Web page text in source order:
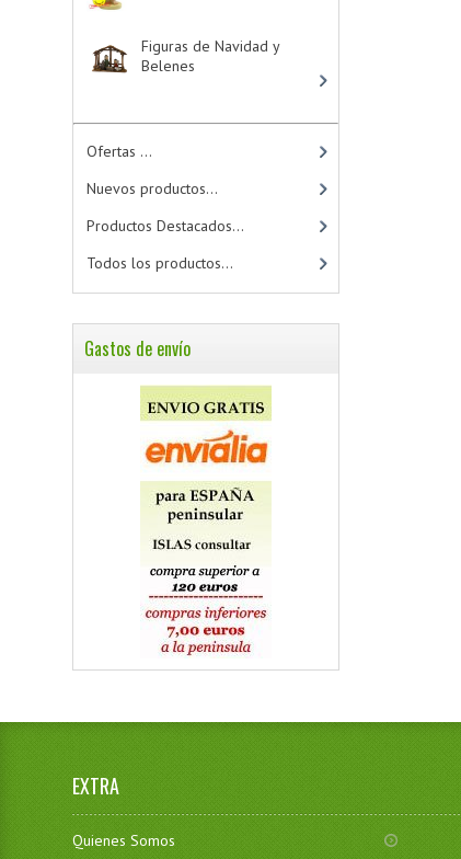
Figuras de Navidad y
Belenes
Ofertas ...
Nuevos productos...
Productos Destacados...
Todos los productos...
Gastos de envío
EXTRA
Quienes Somos